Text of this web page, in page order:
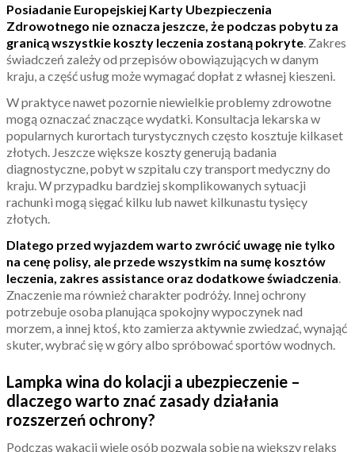
Posiadanie Europejskiej Karty Ubezpieczenia
Zdrowotnego nie oznacza jeszcze, że podczas pobytu za
granicą wszystkie koszty leczenia zostaną pokryte. Zakres
świadczeń zależy od przepisów obowiązujących w danym
kraju, a część usług może wymagać dopłat z własnej kieszeni.
W praktyce nawet pozornie niewielkie problemy zdrowotne
mogą oznaczać znaczące wydatki. Konsultacja lekarska w
popularnych kurortach turystycznych często kosztuje kilkaset
złotych. Jeszcze większe koszty generują badania
diagnostyczne, pobyt w szpitalu czy transport medyczny do
kraju. W przypadku bardziej skomplikowanych sytuacji
rachunki mogą sięgać kilku lub nawet kilkunastu tysięcy
złotych.
Dlatego przed wyjazdem warto zwrócić uwagę nie tylko
na cenę polisy, ale przede wszystkim na sumę kosztów
leczenia, zakres assistance oraz dodatkowe świadczenia.
Znaczenie ma również charakter podróży. Innej ochrony
potrzebuje osoba planująca spokojny wypoczynek nad
morzem, a innej ktoś, kto zamierza aktywnie zwiedzać, wynająć
skuter, wybrać się w góry albo spróbować sportów wodnych.
Lampka wina do kolacji a ubezpieczenie –
dlaczego warto znać zasady działania
rozszerzeń ochrony?
Podczas wakacji wiele osób pozwala sobie na większy relaks